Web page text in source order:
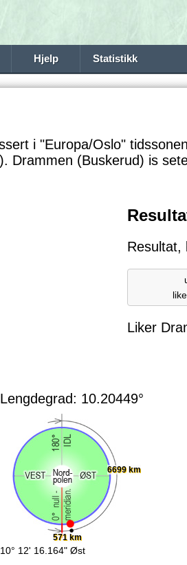
Hjelp Statistikk
i "Europa/Oslo"
Drammen (Buskerud) is
Liker
Lengdegrad: 10.20449°
571 km
6699 km
10° 12' 16.164" Øst